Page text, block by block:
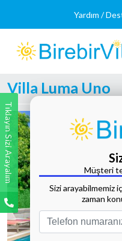
Yardım /
Villa Luma Uno
Tıklayın Sizi Arayalım
Müşteri
Sizi arayabilmemiz
zaman